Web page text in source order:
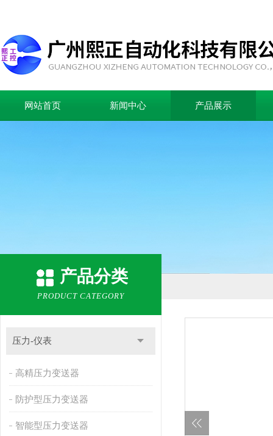
网站首页 新闻中心 产品展示
产品分类
PRODUCT CATEGORY
压力-仪表
高精压力变送器
防护型压力变送器
智能型压力变送器